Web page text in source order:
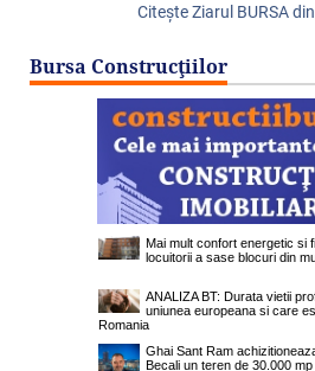
Citeşte Ziarul BURSA din
Bursa Construcţiilor